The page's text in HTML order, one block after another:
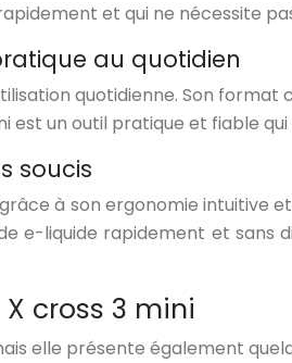
et qui ne nécessite
au quotidien
quotidienne. Son
est un outil pratique et fiable
soucis
à son ergonomie intuitive
liquide rapidement et sans
cross 3 mini
elle présente également